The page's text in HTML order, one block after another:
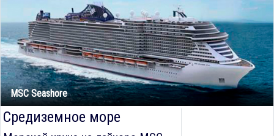
MSC Seashore
Средиземное море